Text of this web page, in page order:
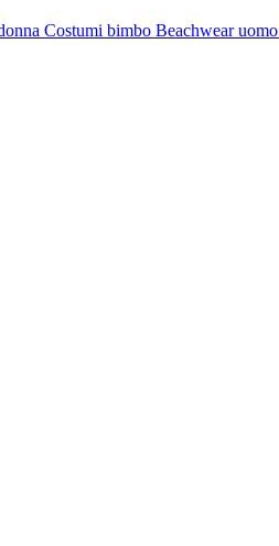
Costumi bimbo Beachwear uomo